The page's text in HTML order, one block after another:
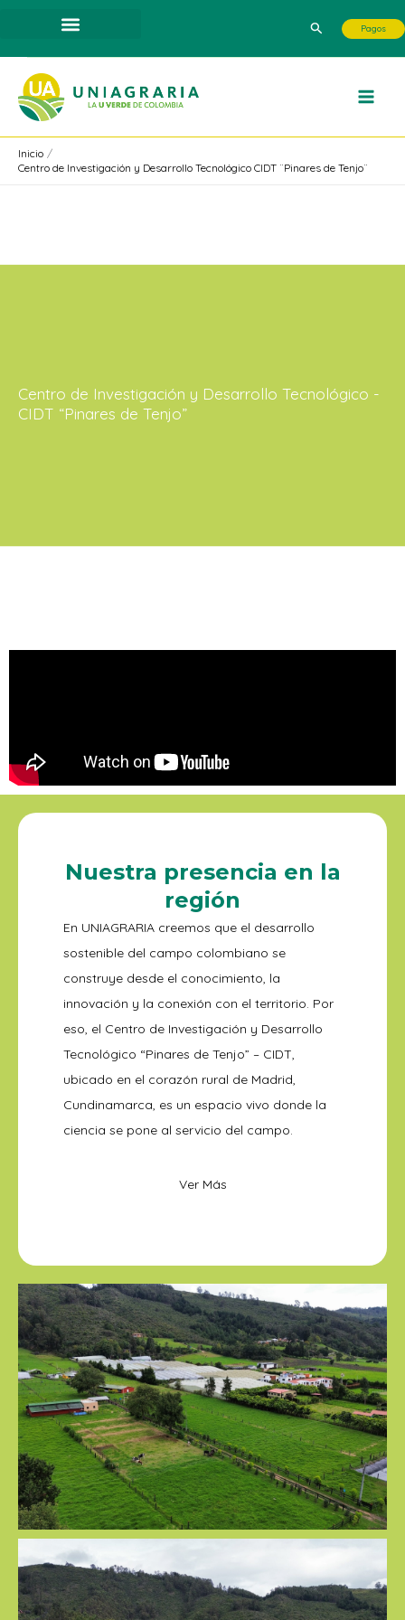
contenido
Buscar Pagos
Inicio
Centro de Investigación y Desarrollo Tecnológico CIDT ¨Pinares de Tenjo¨
Centro de Investigación y Desarrollo Tecnológico -
CIDT “Pinares de Tenjo”
Nuestra presencia en la
región
En UNIAGRARIA creemos que el desarrollo
sostenible del campo colombiano se
construye desde el conocimiento, la
innovación y la conexión con el territorio. Por
eso, el Centro de Investigación y Desarrollo
Tecnológico “Pinares de Tenjo” – CIDT,
ubicado en el corazón rural de Madrid,
Cundinamarca, es un espacio vivo donde la
ciencia se pone al servicio del campo.
Ver Más